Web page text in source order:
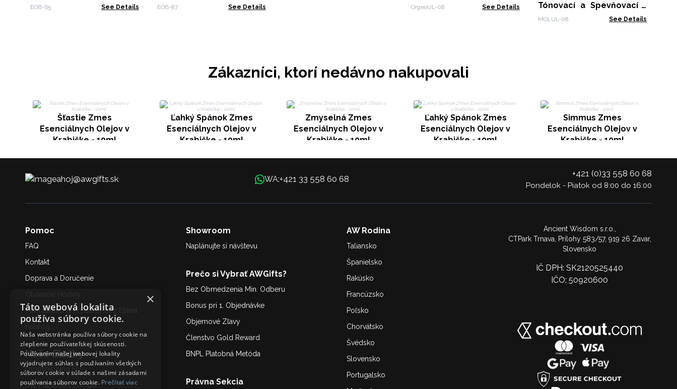
EOB-65 See Details EOB-87 See Details OrgeoUL-08 See Details
Tónovací a Spevňovací -
100ml - Bez Etikety
MOLUL-08 See Details
Zákazníci, ktorí nedávno nakupovali
Šťastie Zmes
Esenciálnych Olejov v
Krabičke - 10ml
Ľahký Spánok Zmes
Esenciálnych Olejov v
Krabičke - 10ml
Zmyselná Zmes
Esenciálnych Olejov v
Krabičke - 10ml
Ľahký Spánok Zmes
Esenciálnych Olejov v
Krabičke - 10ml
Simmus Zmes
Esenciálnych Olejov v
Krabičke - 10ml
ahoj@awgifts.sk WA:+421 33 558 60 68
+421 (0)33 558 60 68
Pondelok - Piatok od 8:00 do 16:00
Pomoc
FAQ
Kontakt
Doprava a Doručenie
Manufaktúra & Produkty bez Etikiet
Naše Služby
Dropshipping EU
AW Fulfilment Európa
Showroom
Naplánujte si návštevu
Prečo si Vybrať AWGifts?
Bez Obmedzenia Min. Odberu
Bonus pri 1. Objednávke
Objemové Zľavy
Členstvo Gold Reward
BNPL Platobná Metóda
Právna Sekcia
AW Rodina
Taliansko
Španielsko
Rakúsko
Francúzsko
Poľsko
Chorvátsko
Švédsko
Slovensko
Portugalsko
Ancient Wisdom s.r.o.,
CTPark Trnava, Prílohy 583/57, 919 26 Zavar,
Slovensko
IČ DPH: SK2120525440
IČO: 50920600
×
Táto webová lokalita
používa súbory cookie.
Naša webstránka používa súbory cookie na
zlepšenie používateľskej skúsenosti.
Používaním našej webovej lokality
vyjadrujete súhlas s používaním všetkých
súborov cookie v súlade s našimi zásadami
používania súborov cookie. Prečítať viac